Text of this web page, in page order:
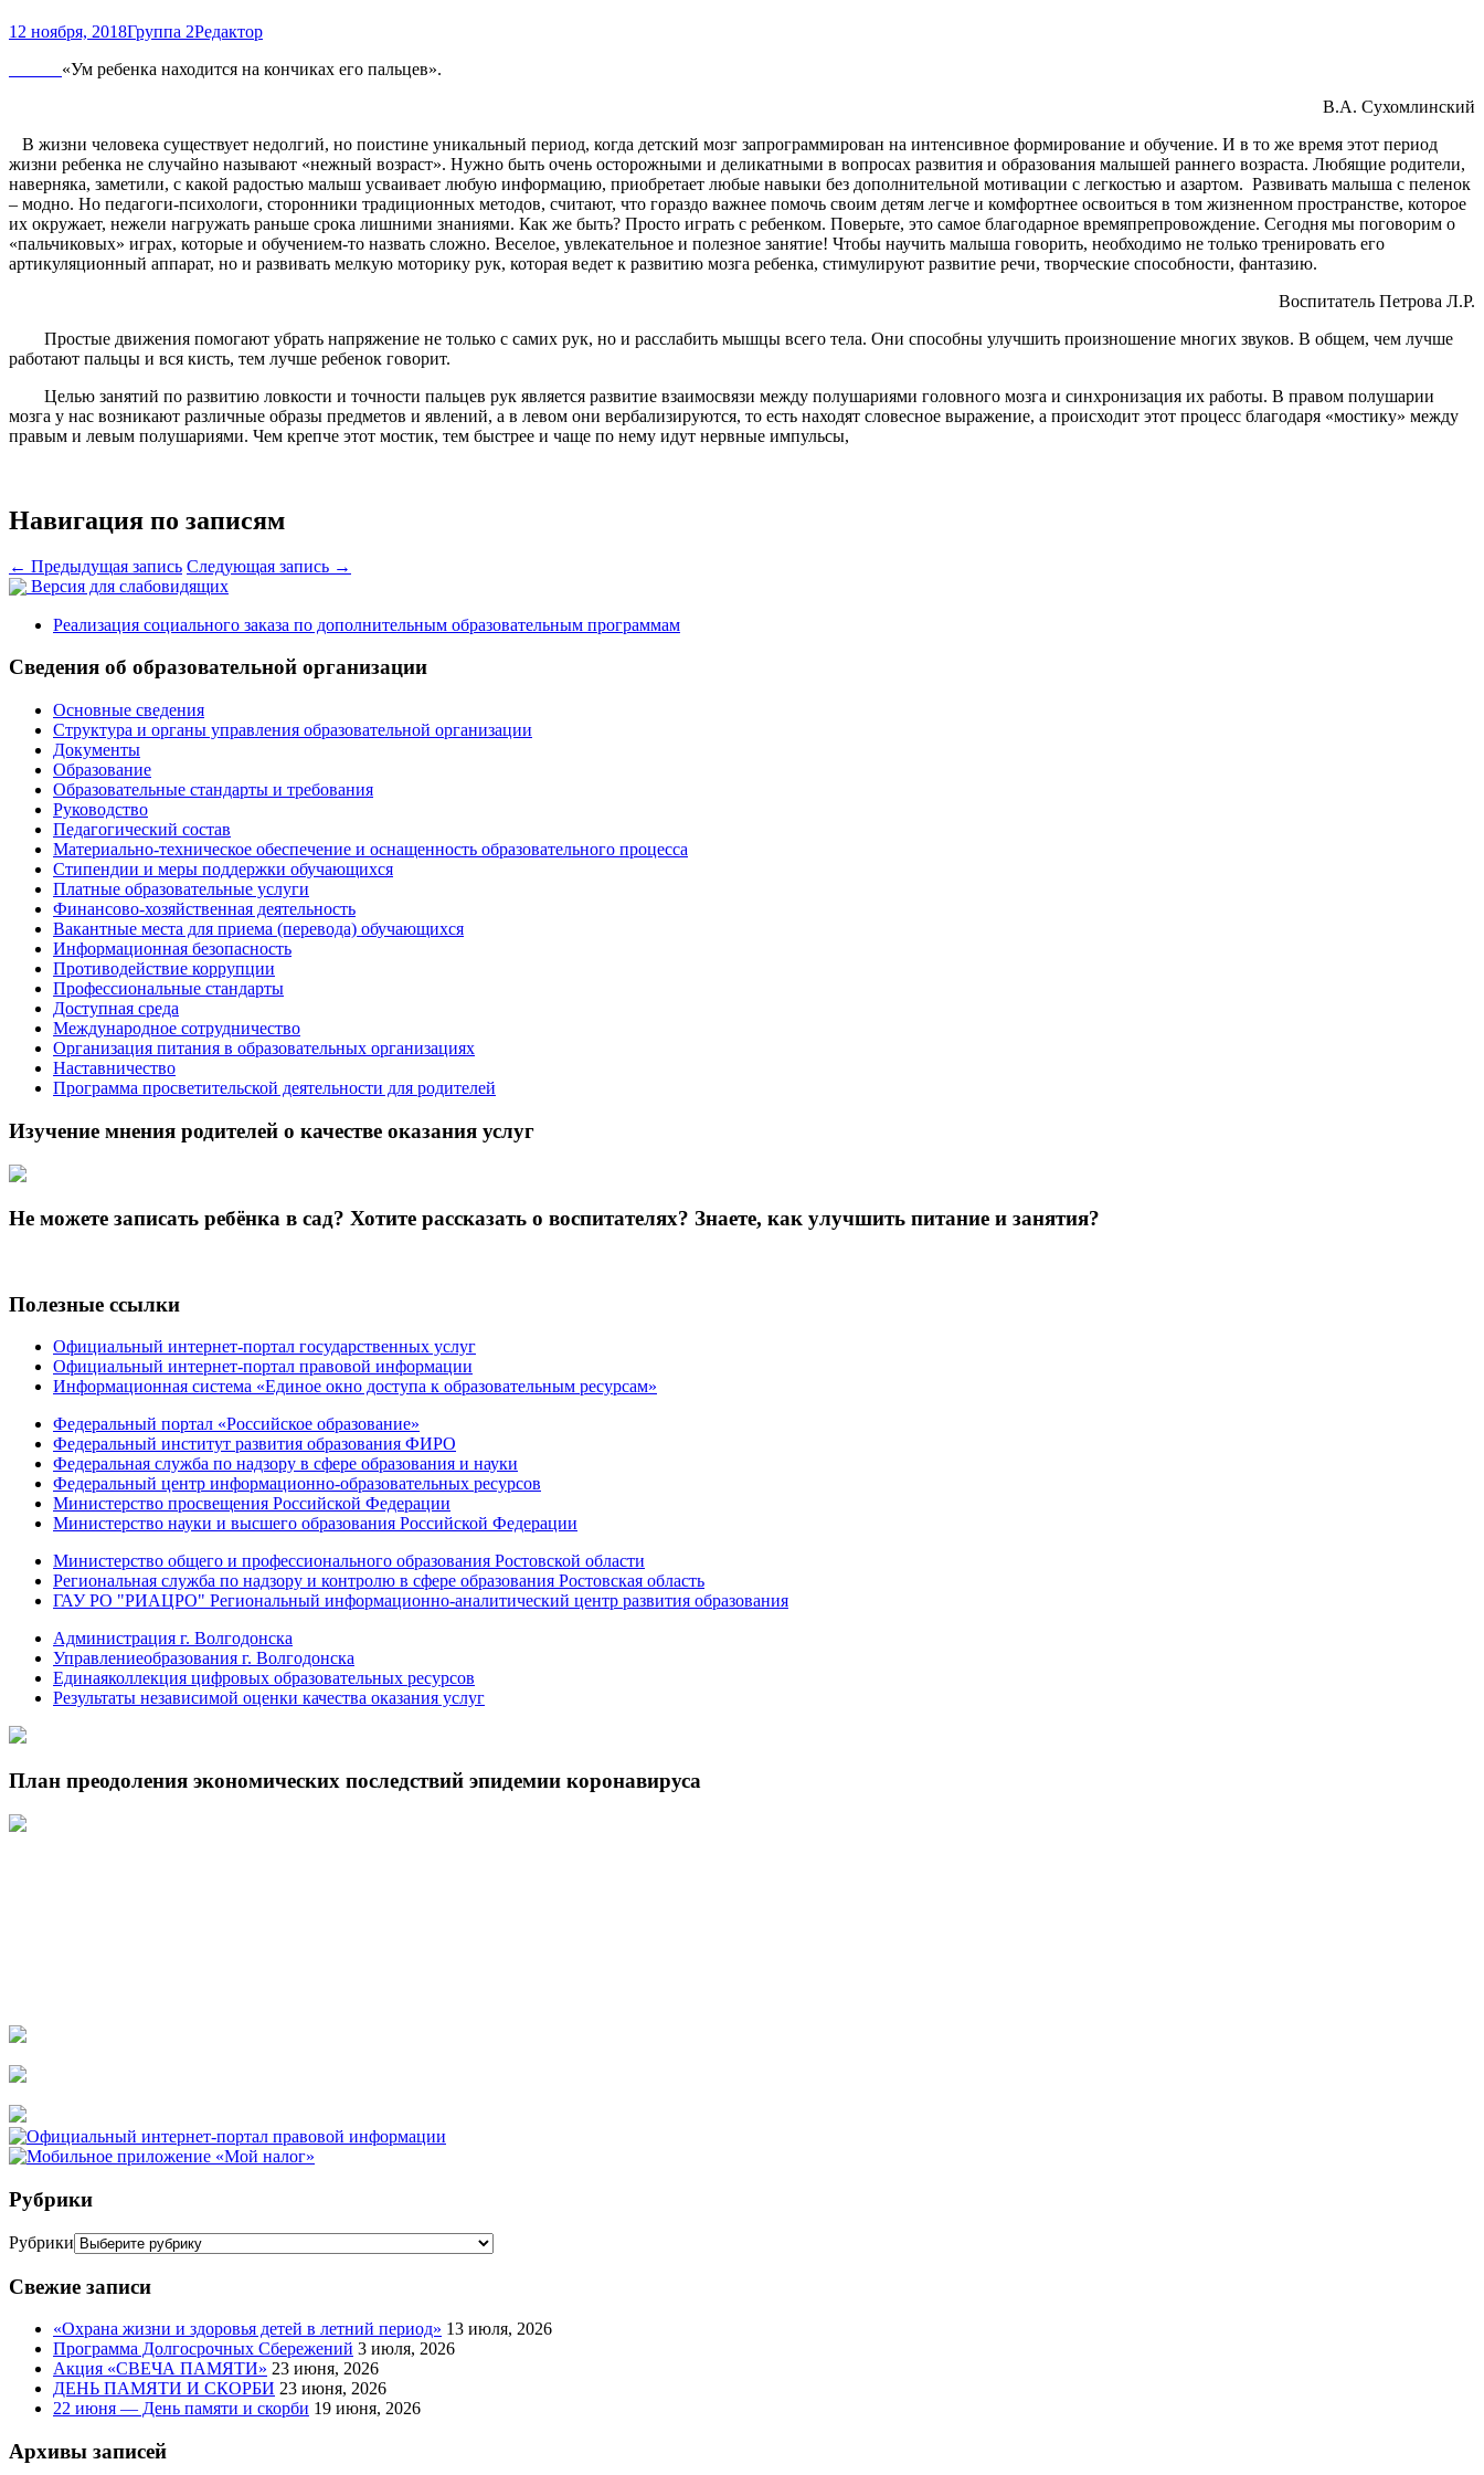
12 ноября, 2018Группа 2Редактор
«Ум ребенка находится на кончиках его пальцев».
В.А. Сухомлинский
В жизни человека существует недолгий, но поистине уникальный период, когда детский мозг запрограммирован на интенсивное формирование и обучение. И в то же время этот период
жизни ребенка не случайно называют «нежный возраст». Нужно быть очень осторожными и деликатными в вопросах развития и образования малышей раннего возраста. Любящие родители,
наверняка, заметили, с какой радостью малыш усваивает любую информацию, приобретает любые навыки без дополнительной мотивации с легкостью и азартом. Развивать малыша с пеленок
– модно. Но педагоги-психологи, сторонники традиционных методов, считают, что гораздо важнее помочь своим детям легче и комфортнее освоиться в том жизненном пространстве, которое
их окружает, нежели нагружать раньше срока лишними знаниями. Как же быть? Просто играть с ребенком. Поверьте, это самое благодарное времяпрепровождение. Сегодня мы поговорим о
«пальчиковых» играх, которые и обучением-то назвать сложно. Веселое, увлекательное и полезное занятие! Чтобы научить малыша говорить, необходимо не только тренировать его
артикуляционный аппарат, но и развивать мелкую моторику рук, которая ведет к развитию мозга ребенка, стимулируют развитие речи, творческие способности, фантазию.
Воспитатель Петрова Л.Р.
Простые движения помогают убрать напряжение не только с самих рук, но и расслабить мышцы всего тела. Они способны улучшить произношение многих звуков. В общем, чем лучше
работают пальцы и вся кисть, тем лучше ребенок говорит.
Целью занятий по развитию ловкости и точности пальцев рук является развитие взаимосвязи между полушариями головного мозга и синхронизация их работы. В правом полушарии
мозга у нас возникают различные образы предметов и явлений, а в левом они вербализируются, то есть находят словесное выражение, а происходит этот процесс благодаря «мостику» между
правым и левым полушариями. Чем крепче этот мостик, тем быстрее и чаще по нему идут нервные импульсы,
Навигация по записям
← Предыдущая запись Следующая запись →
Версия для слабовидящих
Реализация социального заказа по дополнительным образовательным программам
Сведения об образовательной организации
Основные сведения
Структура и органы управления образовательной организации
Документы
Образование
Образовательные стандарты и требования
Руководство
Педагогический состав
Материально-техническое обеспечение и оснащенность образовательного процесса
Стипендии и меры поддержки обучающихся
Платные образовательные услуги
Финансово-хозяйственная деятельность
Вакантные места для приема (перевода) обучающихся
Информационная безопасность
Противодействие коррупции
Профессиональные стандарты
Доступная среда
Международное сотрудничество
Организация питания в образовательных организациях
Наставничество
Программа просветительской деятельности для родителей
Изучение мнения родителей о качестве оказания услуг
Не можете записать ребёнка в сад? Хотите рассказать о воспитателях? Знаете, как улучшить питание и занятия?
Полезные ссылки
Официальный интернет-портал государственных услуг
Официальный интернет-портал правовой информации
Информационная система «Единое окно доступа к образовательным ресурсам»
Федеральный портал «Российское образование»
Федеральный институт развития образования ФИРО
Федеральная служба по надзору в сфере образования и науки
Федеральный центр информационно-образовательных ресурсов
Министерство просвещения Российской Федерации
Министерство науки и высшего образования Российской Федерации
Министерство общего и профессионального образования Ростовской области
Региональная служба по надзору и контролю в сфере образования Ростовская область
ГАУ РО "РИАЦРО" Региональный информационно-аналитический центр развития образования
Администрация г. Волгодонска
Управлениеобразования г. Волгодонска
Единаяколлекция цифровых образовательных ресурсов
Результаты независимой оценки качества оказания услуг
План преодоления экономических последствий эпидемии коронавируса
Рубрики
Рубрики
Свежие записи
«Охрана жизни и здоровья детей в летний период» 13 июля, 2026
Программа Долгосрочных Сбережений 3 июля, 2026
Акция «СВЕЧА ПАМЯТИ» 23 июня, 2026
ДЕНЬ ПАМЯТИ И СКОРБИ 23 июня, 2026
22 июня — День памяти и скорби 19 июня, 2026
Архивы записей